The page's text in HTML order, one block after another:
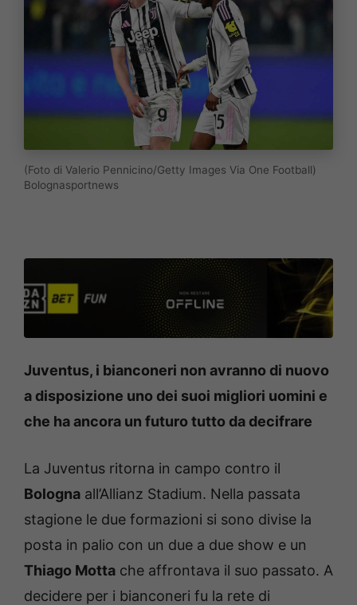
(Foto di Valerio Pennicino/Getty Images Via One Football)
Bolognasportnews
Juventus, i bianconeri non avranno di nuovo
a disposizione uno dei suoi migliori uomini e
che ha ancora un futuro tutto da decifrare
La Juventus ritorna in campo contro il
Bologna all’Allianz Stadium. Nella passata
stagione le due formazioni si sono divise la
posta in palio con un due a due show e un
Thiago Motta che affrontava il suo passato. A
decidere per i bianconeri fu la rete di